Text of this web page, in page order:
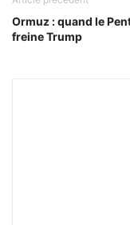
Ormuz : quand le
freine Trump